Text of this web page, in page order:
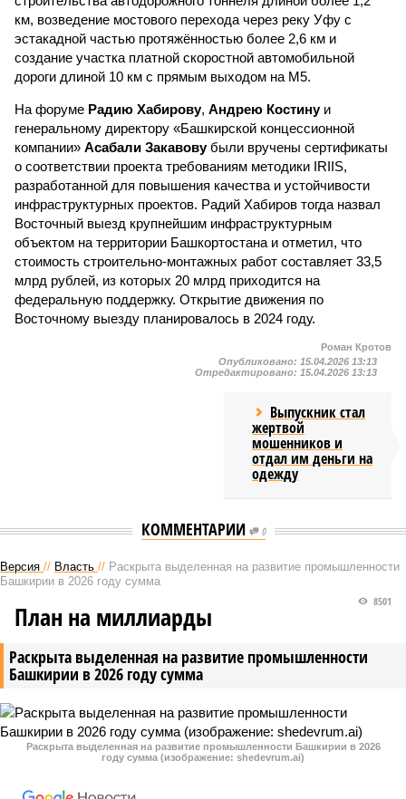
км, возведение мостового перехода через реку Уфу с
эстакадной частью протяжённостью более 2,6 км и
создание участка платной скоростной автомобильной
дороги длиной 10 км с прямым выходом на М5.
На форуме Радию Хабирову, Андрею Костинуи
генеральному директору «Башкирской концессионной
компании» Асабали Закавовубыли вручены сертификаты
о соответствии проекта требованиям методики IRIIS,
разработанной для повышения качества и устойчивости
инфраструктурных проектов. Радий Хабиров тогда назвал
Восточный выезд крупнейшим инфраструктурным
объектом на территории Башкортостана и отметил, что
стоимость строительно-монтажных работ составляет 33,5
млрд рублей, из которых 20 млрд приходится на
федеральную поддержку. Открытие движения по
Восточному выезду планировалось в 2024 году.
Роман Кротов
Опубликовано: 15.04.2026 13:13
Отредактировано: 15.04.2026 13:13
Выпускник стал
жертвой
мошенников и
отдал им деньги на
одежду
КОММЕНТАРИИ 0
Версия // Власть // Раскрыта выделенная на развитие промышленности
Башкирии в 2026 году сумма
Раскрыта выделенная на развитие промышленности
Башкирии в 2026 году сумма
8501
План на миллиарды
Раскрыта выделенная на развитие промышленности Башкирии в 2026
году сумма (изображение: shedevrum.ai)